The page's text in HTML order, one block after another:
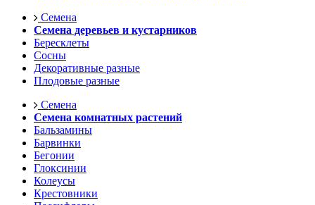
Семена
Семена деревьев и кустарников
Бересклеты
Сосны
Декоративные разные
Плодовые разные
Семена
Семена комнатных растений
Бальзамины
Барвинки
Бегонии
Глоксинии
Колеусы
Крестовники